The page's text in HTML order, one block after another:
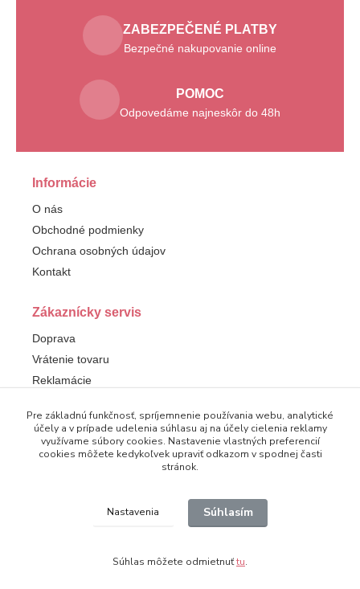
ZABEZPEČENÉ PLATBY
Bezpečné nakupovanie online
POMOC
Odpovedáme najneskôr do 48h
Informácie
O nás
Obchodné podmienky
Ochrana osobných údajov
Kontakt
Zákaznícky servis
Doprava
Vrátenie tovaru
Reklamácie
Sledujte nás
Facebook
Pre základnú funkčnosť, spríjemnenie používania webu, analytické
účely a v prípade udelenia súhlasu aj na účely cielenia reklamy
využívame súbory cookies. Nastavenie vlastných preferencií
cookies môžete kedykoľvek upraviť odkazom v spodnej časti
stránok.
Nastavenia Súhlasím
Súhlas môžete odmietnuťtu.